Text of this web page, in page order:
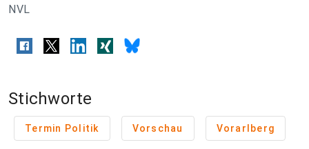
NVL
Stichworte
Termin Politik Vorschau Vorarlberg